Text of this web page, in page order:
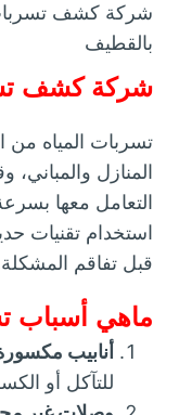
شركة كشف
بالقطيف
شركة كشف
تسربات المياه من
المنازل والمباني،
التعامل معها
استخدام تقنيات
قبل تفاقم
ماهي أسباب
أنابيب
للتآكل أو